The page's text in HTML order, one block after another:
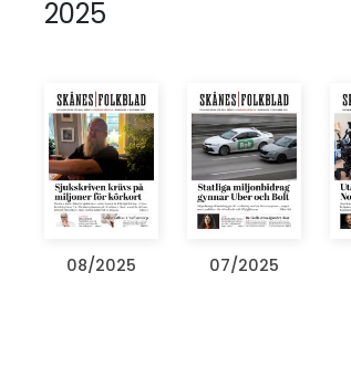
2025
08/2025 07/2025